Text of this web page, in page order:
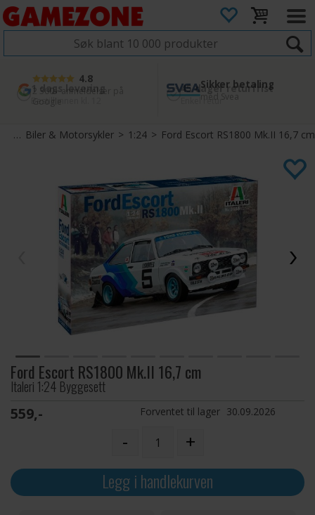
4.8
2 300+ anmeldelser på
Google
Sikker betaling
med Svea
1 dags levering
Bestill innen kl. 12
45 dager returfrist
Enkel retur
Biler & Motorsykler> 1:24> Ford Escort RS1800 Mk.II 16,7 cm
Ford Escort RS1800 Mk.II 16,7 cm
Italeri 1:24 Byggesett
559,- Forventet til lager 30.09.2026
- +
Legg i handlekurven